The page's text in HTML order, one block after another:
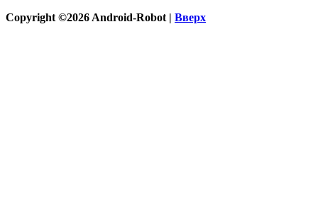
Copyright ©2026 Android-Robot | Вверх